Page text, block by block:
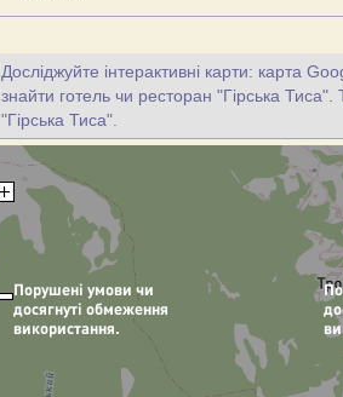
Досліджуйте інтерактивні карти: карта
знайти готель чи ресторан "Гірська
"Гірська Тиса".